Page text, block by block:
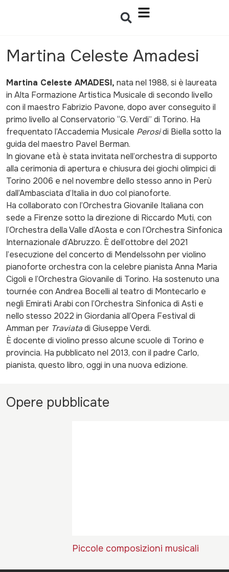
Martina Celeste Amadesi
Martina Celeste AMADESI, nata nel 1988, si è laureata
in Alta Formazione Artistica Musicale di secondo livello
con il maestro Fabrizio Pavone, dopo aver conseguito il
primo livello al Conservatorio “G. Verdi” di Torino. Ha
frequentato l’Accademia Musicale Perosidi Biella sotto la
guida del maestro Pavel Berman.
In giovane età è stata invitata nell’orchestra di supporto
alla cerimonia di apertura e chiusura dei giochi olimpici di
Torino 2006 e nel novembre dello stesso anno in Perù
dall’Ambasciata d’Italia in duo col pianoforte.
Ha collaborato con l’Orchestra Giovanile Italiana con
sede a Firenze sotto la direzione di Riccardo Muti, con
l’Orchestra della Valle d’Aosta e con l’Orchestra Sinfonica
Internazionale d’Abruzzo. È dell’ottobre del 2021
l’esecuzione del concerto di Mendelssohn per violino
pianoforte orchestra con la celebre pianista Anna Maria
Cigoli e l’Orchestra Giovanile di Torino. Ha sostenuto una
tournée con Andrea Bocelli al teatro di Montecarlo e
negli Emirati Arabi con l’Orchestra Sinfonica di Asti e
nello stesso 2022 in Giordania all’Opera Festival di
Amman per Traviatadi Giuseppe Verdi.
È docente di violino presso alcune scuole di Torino e
provincia. Ha pubblicato nel 2013, con il padre Carlo,
pianista, questo libro, oggi in una nuova edizione.
Opere pubblicate
Piccole composizioni musicali